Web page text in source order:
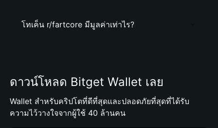
โทเค็น r/fartcore มีมูลค่าเท่าไร?
ดาวน์โหลด Bitget Wallet เลย
Wallet สำหรับคริปโตที่ดีที่สุดและปลอดภัยที่สุดที่ได้รับ
ความไว้วางใจจากผู้ใช้ 40 ล้านคน